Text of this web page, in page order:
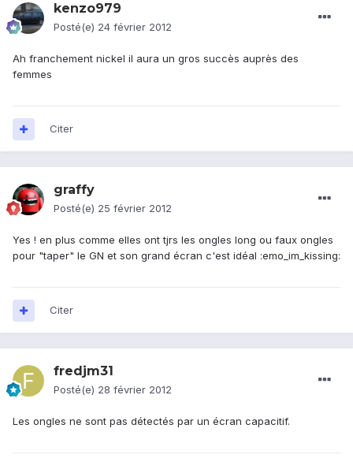
kenzo979
Posté(e) 24 février 2012
Ah franchement nickel il aura un gros succès auprès des
femmes
Citer
graffy
Posté(e) 25 février 2012
Yes ! en plus comme elles ont tjrs les ongles long ou faux ongles
pour "taper" le GN et son grand écran c'est idéal :emo_im_kissing:
Citer
fredjm31
Posté(e) 28 février 2012
Les ongles ne sont pas détectés par un écran capacitif.